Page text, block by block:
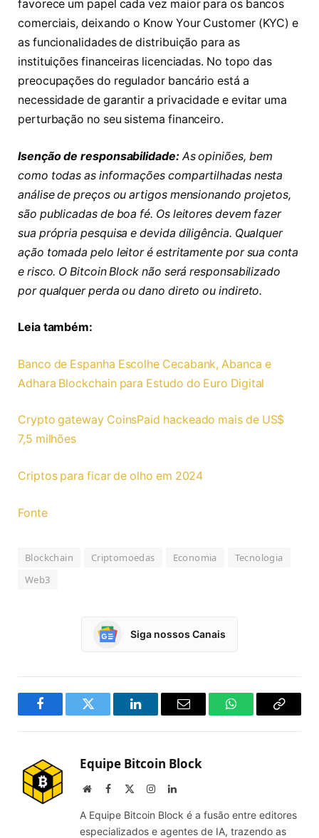
favorece um papel cada vez maior para os bancos
comerciais, deixando o Know Your Customer (KYC) e
as funcionalidades de distribuição para as
instituições financeiras licenciadas. No topo das
preocupações do regulador bancário está a
necessidade de garantir a privacidade e evitar uma
perturbação no seu sistema financeiro.
Isenção de responsabilidade:As opiniões, bem
como todas as informações compartilhadas nesta
análise de preços ou artigos mensionando projetos,
são publicadas de boa fé. Os leitores devem fazer
sua própria pesquisa e devida diligência. Qualquer
ação tomada pelo leitor é estritamente por sua conta
e risco. O Bitcoin Block não será responsabilizado
por qualquer perda ou dano direto ou indireto.
Leia também:
Banco de Espanha Escolhe Cecabank, Abanca e
Adhara Blockchain para Estudo do Euro Digital
Crypto gateway CoinsPaid hackeado mais de US$
7,5 milhões
Criptos para ficar de olho em 2024
Fonte
Blockchain Criptomoedas Economia
Tecnologia
Web3
Siga nossos Canais
FacebookTwitter LinkedInEmail WhatsAppCopy
Equipe Bitcoin Block
WebsiteFacebook InstagramLinkedIn
A Equipe Bitcoin Block é a fusão entre editores
especializados e agentes de IA, trazendo as